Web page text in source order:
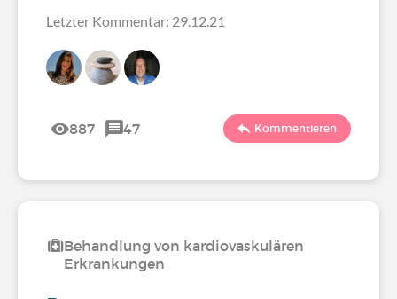
Letzter Kommentar: 29.12.21
887 47 Kommentieren
Behandlung von kardiovaskulären
Erkrankungen